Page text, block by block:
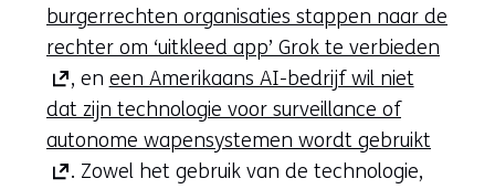
in
nieuw
venster)
naar
een
burgerrechten organisaties stappen naar de
rechter om ‘uitkleed app’ Grok te verbieden
, en een Amerikaans AI-bedrijf wil niet
dat zijn technologie voor surveillance of
autonome wapensystemen wordt gebruikt
. Zowel het gebruik van de technologie,